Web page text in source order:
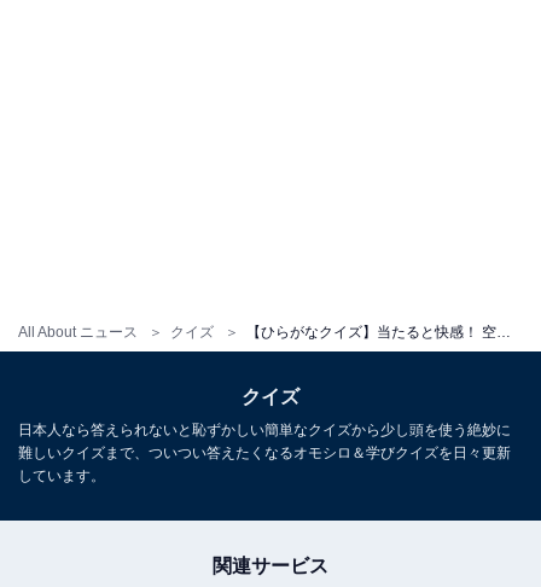
All About ニュース クイズ
クイズ
日本人なら答えられないと恥ずかしい簡単なクイズから少し頭を使う絶妙に
難しいクイズまで、ついつい答えたくなるオモシロ＆学びクイズを日々更新
しています。
関連サービス